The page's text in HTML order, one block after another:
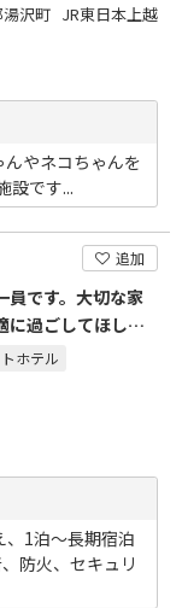
沢町 JR東日本上越
やネコちゃんを
設です...
追加
員です。大切な家
に過ごしてほし
ホテル
1泊～長期宿泊
防火、セキュリ